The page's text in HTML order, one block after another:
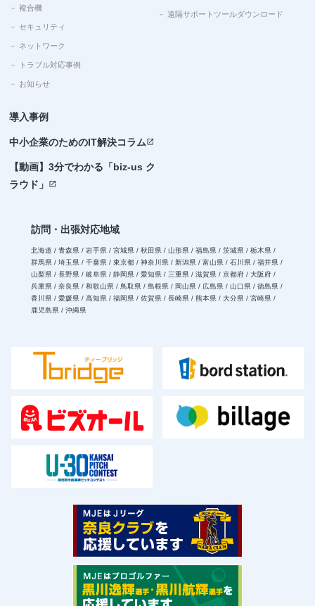
－ 複合機
－ セキュリティ
－ ネットワーク
－ トラブル対応事例
－ お知らせ
導入事例
－ 遠隔サポートツールダウンロード
中小企業のためのIT解決コラムopen_in_new
【動画】3分でわかる「biz-us ク
ラウド」
open_in_new
訪問・出張対応地域
北海道 / 青森県 / 岩手県 / 宮城県 / 秋田県 / 山形県 / 福島県 / 茨城県 / 栃木県 /
群馬県 / 埼玉県 / 千葉県 / 東京都 / 神奈川県 / 新潟県 / 富山県 / 石川県 / 福井県 /
山梨県 / 長野県 / 岐阜県 / 静岡県 / 愛知県 / 三重県 / 滋賀県 / 京都府 / 大阪府 /
兵庫県 / 奈良県 / 和歌山県 / 鳥取県 / 島根県 / 岡山県 / 広島県 / 山口県 / 徳島県 /
香川県 / 愛媛県 / 高知県 / 福岡県 / 佐賀県 / 長崎県 / 熊本県 / 大分県 / 宮崎県 /
鹿児島県 / 沖縄県